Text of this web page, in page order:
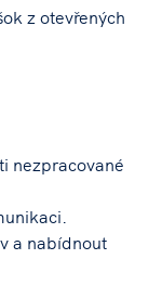
z otevřených
nezpracované
a nabídnout